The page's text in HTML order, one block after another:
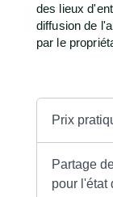
des lieux
diffusion de
par le
Prix
Partage
pour l'état